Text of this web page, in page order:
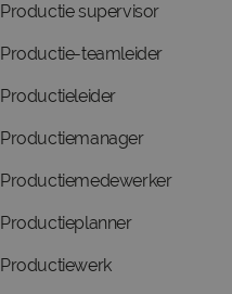
Productie supervisor
Productie-teamleider
Productieleider
Productiemanager
Productiemedewerker
Productieplanner
Productiewerk